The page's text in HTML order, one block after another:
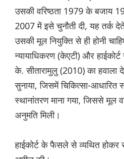
उसकी वरिष्ठता 1979 के बजाय
2007 में इसे चुनौती दी, यह तर्क
उसकी मूल नियुक्ति से ही होनी
न्यायाधिकरण (केएटी) और
के. सीतारामुलु (2010) का
सुनाया, जिसमें चिकित्सा-आधारित
स्थानांतरण माना गया, जिससे मूल
अनुमति मिली।
हाईकोर्ट के फैसले से व्यथित होकर